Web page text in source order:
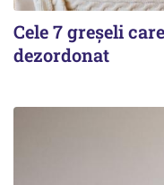
Cele 7 greșeli
dezordonat